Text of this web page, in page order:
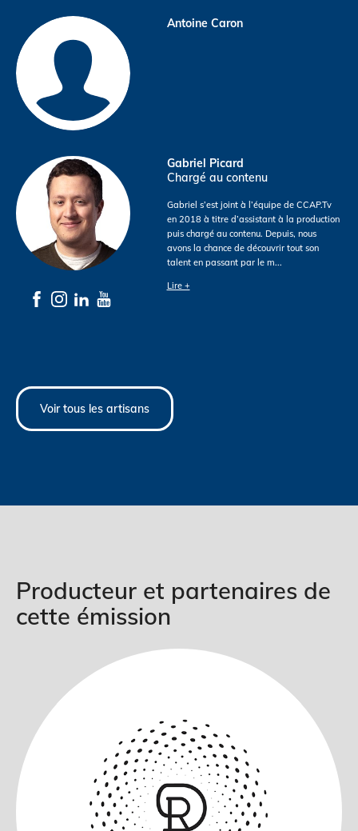
Voir tous les artisans
Antoine Caron
Gabriel Picard
Chargé au contenu
Gabriel s’est joint à l’équipe de CCAP.Tv
en 2018 à titre d’assistant à la production
puis chargé au contenu. Depuis, nous
avons la chance de découvrir tout son
talent en passant par le m...
Lire +
Producteur et partenaires de
cette émission